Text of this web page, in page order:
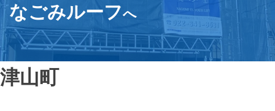
なごみルーフへ
津山町